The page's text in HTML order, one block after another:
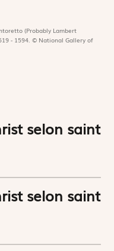
(Probably Lambert
- 1594. © National Gallery of
selon saint
selon saint